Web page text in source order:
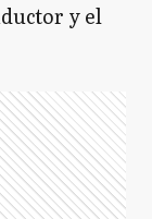
y el